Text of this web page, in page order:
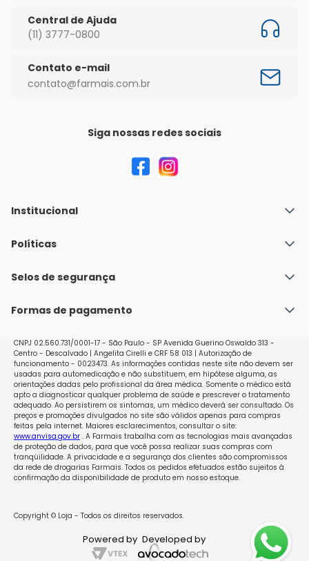
Central de Ajuda
(11) 3777-0800
Contato e-mail
contato@farmais.com.br
Siga nossas redes sociais
Institucional
Quem Somos
Nossas lojas
Políticas
Política de Envio
Políticas de Trocas e Devoluções
Selos de segurança
Formas de pagamento
CNPJ 02.560.731/0001-17 - São Paulo - SP Avenida Guerino Oswaldo 313 -
Centro - Descalvado | Angelita Cirelli e CRF 58 013 | Autorização de
funcionamento - 0023473. As informações contidas neste site não devem ser
usadas para automedicação e não substituem, em hipótese alguma, as
orientações dadas pelo profissional da área médica. Somente o médico está
apto a diagnosticar qualquer problema de saúde e prescrever o tratamento
adequado. Ao persistirem os sintomas, um médico deverá ser consultado. Os
preços e promoções divulgados no site são válidos apenas para compras
feitas pela internet. Maiores esclarecimentos, consultar o site:
www.anvisa.gov.br. A Farmais trabalha com as tecnologias mais avançadas
de proteção de dados, para que você possa realizar suas compras com
tranqüilidade. A privacidade e a segurança dos clientes são compromissos
da rede de drogarias Farmais. Todos os pedidos efetuados estão sujeitos à
confirmação da disponibilidade de produto em nosso estoque.
Copyright © Loja - Todos os direitos reservados.
Powered by Developed by